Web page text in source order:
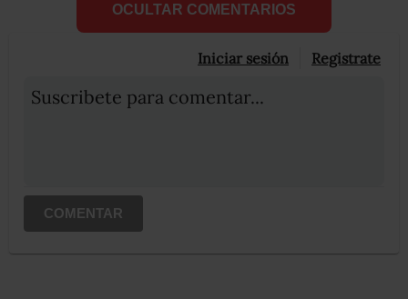
OCULTAR COMENTARIOS
Iniciar sesión Registrate
Suscribete para comentar...
COMENTAR